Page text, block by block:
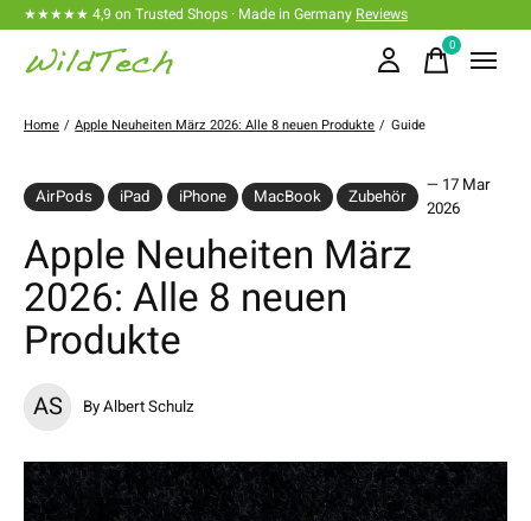
★★★★★ 4,9 on Trusted Shops · Made in Germany Reviews
0items
Home / Apple Neuheiten März 2026: Alle 8 neuen Produkte / Guide
AirPods iPad iPhone MacBook Zubehör
— 17 Mar
2026
Apple Neuheiten März
2026: Alle 8 neuen
Produkte
AS By Albert Schulz